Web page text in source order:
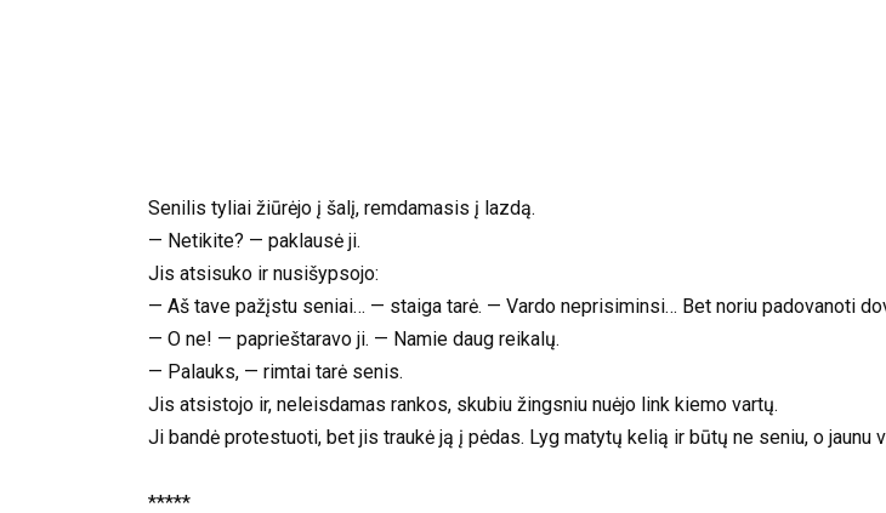
Senilis tyliai žiūrėjo į šalį, remdamasis į lazdą.
— Netikite? — paklausė ji.
Jis atsisuko ir nusišypsojo:
— Aš tave pažįstu seniai… — staiga tarė. — Vardo neprisiminsi… Bet noriu padovanoti
— O ne! — paprieštaravo ji. — Namie daug reikalų.
— Palauks, — rimtai tarė senis.
Jis atsistojo ir, neleisdamas rankos, skubiu žingsniu nuėjo link kiemo vartų.
Ji bandė protestuoti, bet jis traukė ją į pėdas. Lyg matytų kelią ir būtų ne seniu, o jaunu
*****